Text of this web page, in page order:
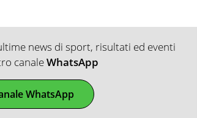
news di sport, risultati ed eventi
canaleWhatsApp
WhatsApp